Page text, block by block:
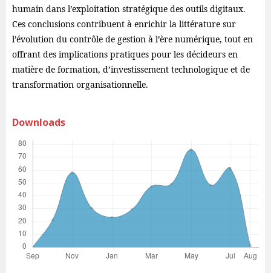
humain dans l’exploitation stratégique des outils digitaux.
Ces conclusions contribuent à enrichir la littérature sur
l’évolution du contrôle de gestion à l’ère numérique, tout en
offrant des implications pratiques pour les décideurs en
matière de formation, d’investissement technologique et de
transformation organisationnelle.
Downloads